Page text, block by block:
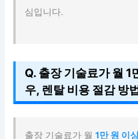
심입니다.
Q. 출장 기술료가 월 1
우, 렌탈 비용 절감 방
출장 기술료가 월1만 원 이